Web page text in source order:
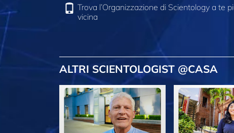
Trova l’Organizzazione di Scientology a te
vicina
ALTRI SCIENTOLOGIST @CASA